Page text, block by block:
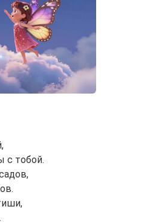
с тобой.
Storiko 👋
bedtime stories for
kids 🌟
Read a story
Policy